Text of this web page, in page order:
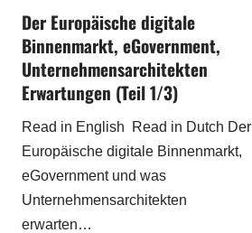
Der Europäische digitale
Binnenmarkt, eGovernment,
Unternehmensarchitekten
Erwartungen (Teil 1/3)
Read in English Read in Dutch Der
Europäische digitale Binnenmarkt,
eGovernment und was
Unternehmensarchitekten
erwarten…